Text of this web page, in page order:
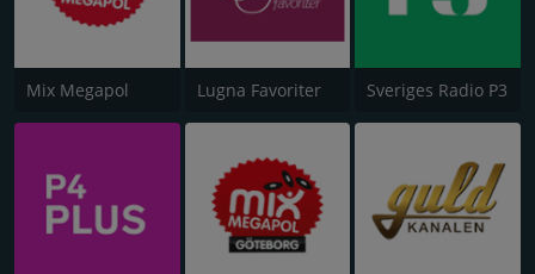
Mix Megapol Lugna Favoriter Sveriges Radio P3